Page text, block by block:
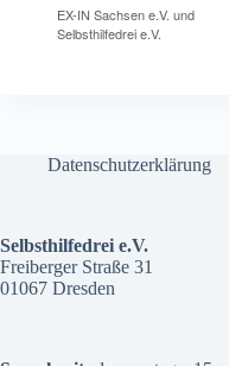
EX-IN Sachsen e.V. und
Selbsthilfedrei e.V.
Datenschutzerklärung
Selbsthilfedrei e.V.
Freiberger Straße 31
01067 Dresden